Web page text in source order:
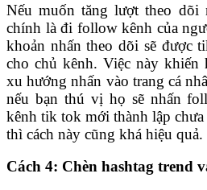
Nếu muốn tăng lượt theo dõi
chính là đi follow kênh của
khoản nhấn theo dõi sẽ được
cho chủ kênh. Việc này khiến
xu hướng nhấn vào trang cá
nếu bạn thú vị họ sẽ nhấn
kênh tik tok mới thành lập
thì cách này cũng khá hiệu quả.
Cách 4: Chèn hashtag trend